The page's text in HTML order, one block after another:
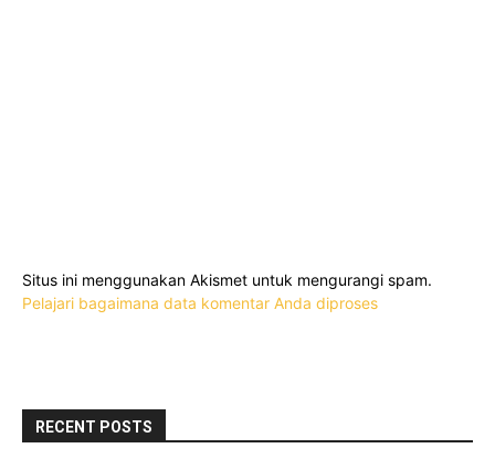
Situs ini menggunakan Akismet untuk mengurangi spam.
Pelajari bagaimana data komentar Anda diproses
RECENT POSTS